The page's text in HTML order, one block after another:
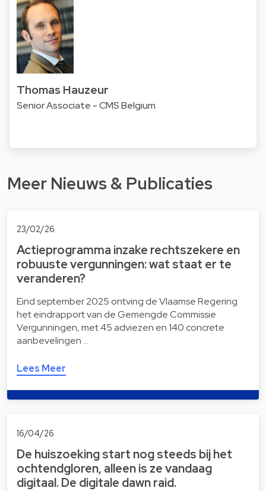
Thomas Hauzeur
Senior Associate - CMS Belgium
Meer Nieuws & Publicaties
23/02/26
Actieprogramma inzake rechtszekere en
robuuste vergunningen: wat staat er te
veranderen?
Eind september 2025 ontving de Vlaamse Regering
het eindrapport van de Gemengde Commissie
Vergunningen, met 45 adviezen en 140 concrete
aanbevelingen …
Lees Meer
16/04/26
De huiszoeking start nog steeds bij het
ochtendgloren, alleen is ze vandaag
digitaal. De digitale dawn raid.